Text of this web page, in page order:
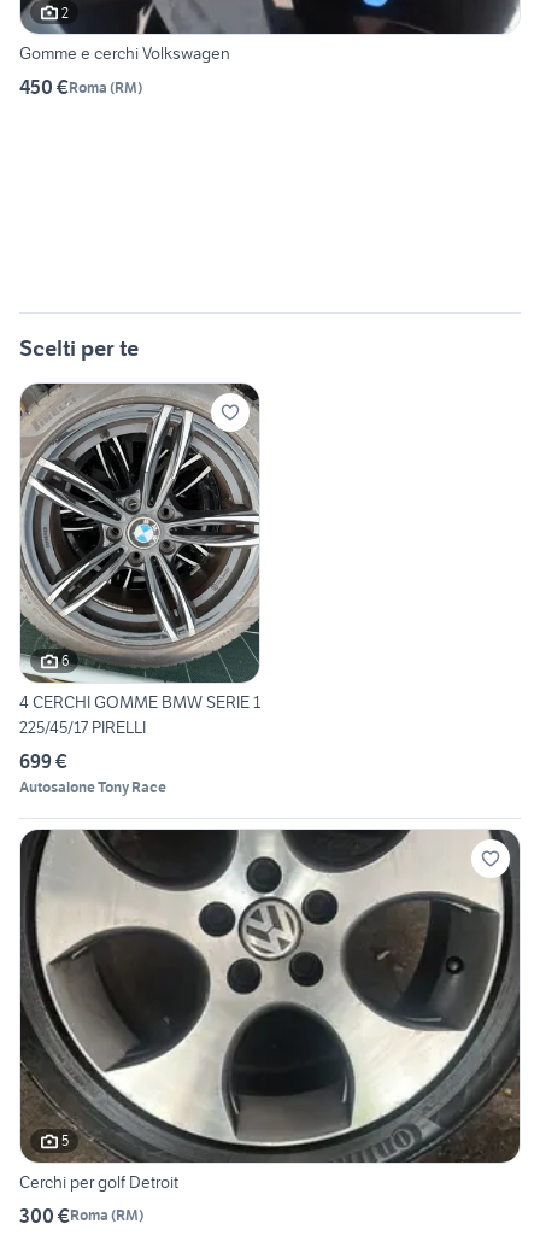
2
Gomme e cerchi Volkswagen
450 €Roma (RM)
Scelti per te
6
4 CERCHI GOMME BMW SERIE 1
225/45/17 PIRELLI
699 €
Autosalone Tony Race
5
Cerchi per golf Detroit
300 €Roma (RM)